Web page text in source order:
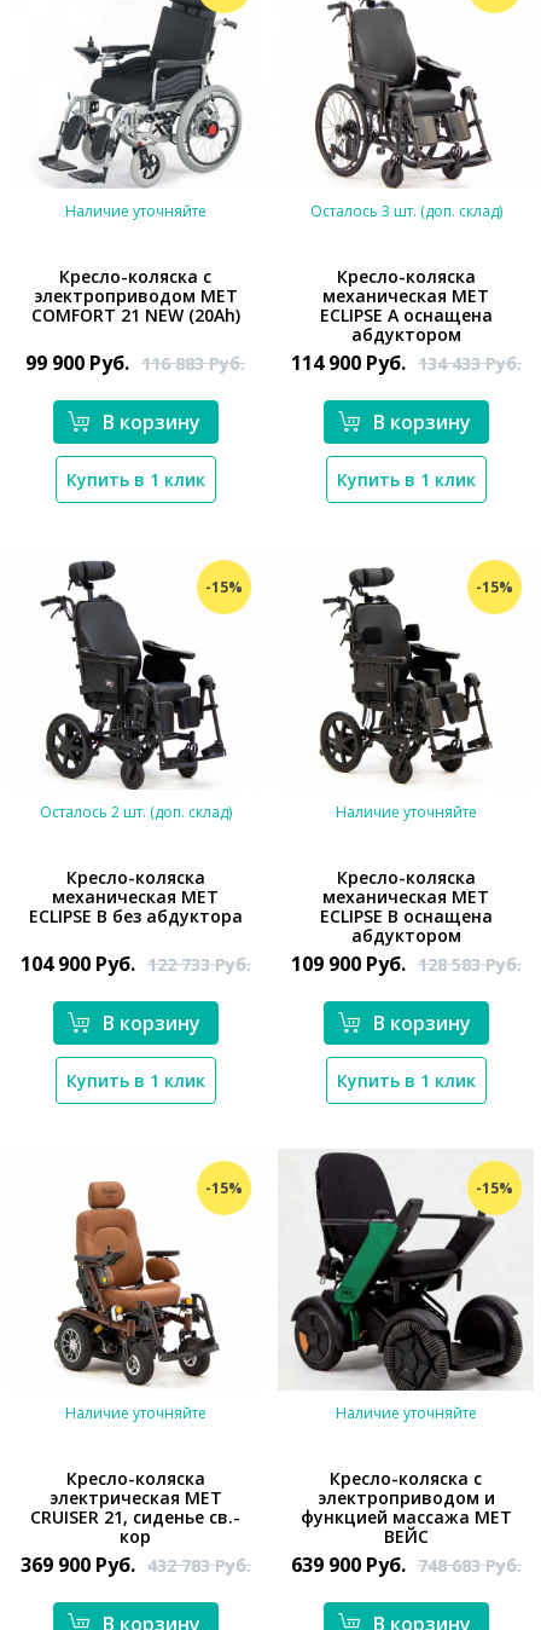
*}
Наличие уточняйте
Кресло-коляска с
электроприводом MET
COMFORT 21 NEW (20Ah)
99 900 Руб. 116 883Руб.
В корзину
Купить в 1 клик
*}
Осталось 3 шт. (доп. склад)
Кресло-коляска
механическая MET
ECLIPSE A оснащена
абдуктором
114 900 Руб. 134 433Руб.
В корзину
Купить в 1 клик
-15%
*}
Осталось 2 шт. (доп. склад)
Кресло-коляска
механическая MET
ECLIPSE B без абдуктора
104 900 Руб. 122 733Руб.
В корзину
Купить в 1 клик
-15%
*}
Наличие уточняйте
Кресло-коляска
механическая MET
ECLIPSE B оснащена
абдуктором
109 900 Руб. 128 583Руб.
В корзину
Купить в 1 клик
-15%
*}
Наличие уточняйте
Кресло-коляска
электрическая MET
CRUISER 21, сиденье св.-
кор
369 900 Руб. 432 783Руб.
В корзину
-15%
*}
Наличие уточняйте
Кресло-коляска с
электроприводом и
функцией массажа MET
ВЕЙС
639 900 Руб. 748 683Руб.
В корзину